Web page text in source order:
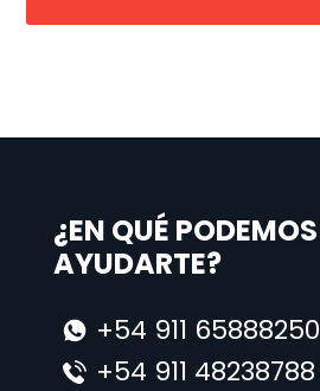
¿EN QUÉ PODEMOS
AYUDARTE?
+54 911 65888250
+54 911 48238788